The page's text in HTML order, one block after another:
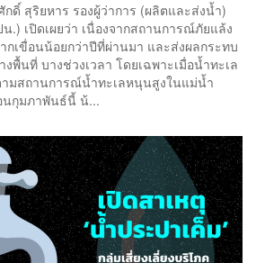
ดิ์ สุริยหาร รองผู้ว่าการ (ผลิตและส่งน้ำ)
.) เปิดเผยว่า เนื่องจากสถานการณ์ภัยแล้ง
เขื่อนน้อยกว่าปีที่ผ่านมา และส่งผลกระทบ
พื้นที่ บางช่วงเวลา โดยเฉพาะเมื่อน้ำทะเล
มสถานการณ์น้ำทะเลหนุนสูงในแม่น้ำ
นกุมภาพันธ์นี้ น้...